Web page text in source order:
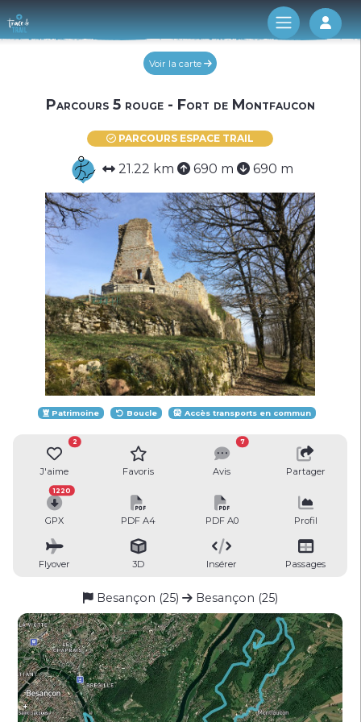
Log
Voir la carte
Parcours 5 rouge - Fort de Montfaucon
PARCOURS ESPACE TRAIL
21.22 km 690 m 690 m
Patrimoine Boucle Accès transports en commun
J'aime
2
Favoris Avis
7
Partager
GPX
1220
PDF A4 PDF A0 Profil
Flyover 3D Insérer Passages
Besançon (25) Besançon (25)